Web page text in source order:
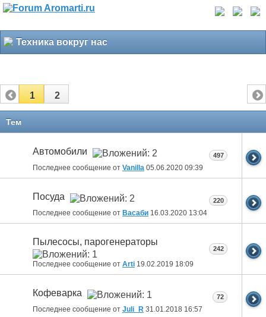
Техника вокруг нас
1 2
Тем
Автомобили
Последнее сообщение от Vanilla 05.06.2020 09:39
497
Посуда
Последнее сообщение от Васаби 16.03.2020 13:04
220
Пылесосы, парогенераторы
Последнее сообщение от Arti 19.02.2019 18:09
242
Кофеварка
Последнее сообщение от Juli_R 31.01.2018 16:57
72